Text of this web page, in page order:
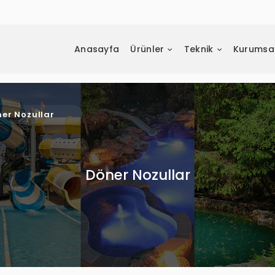
Anasayfa Ürünler Teknik
Döner Nozullar
Nozullar